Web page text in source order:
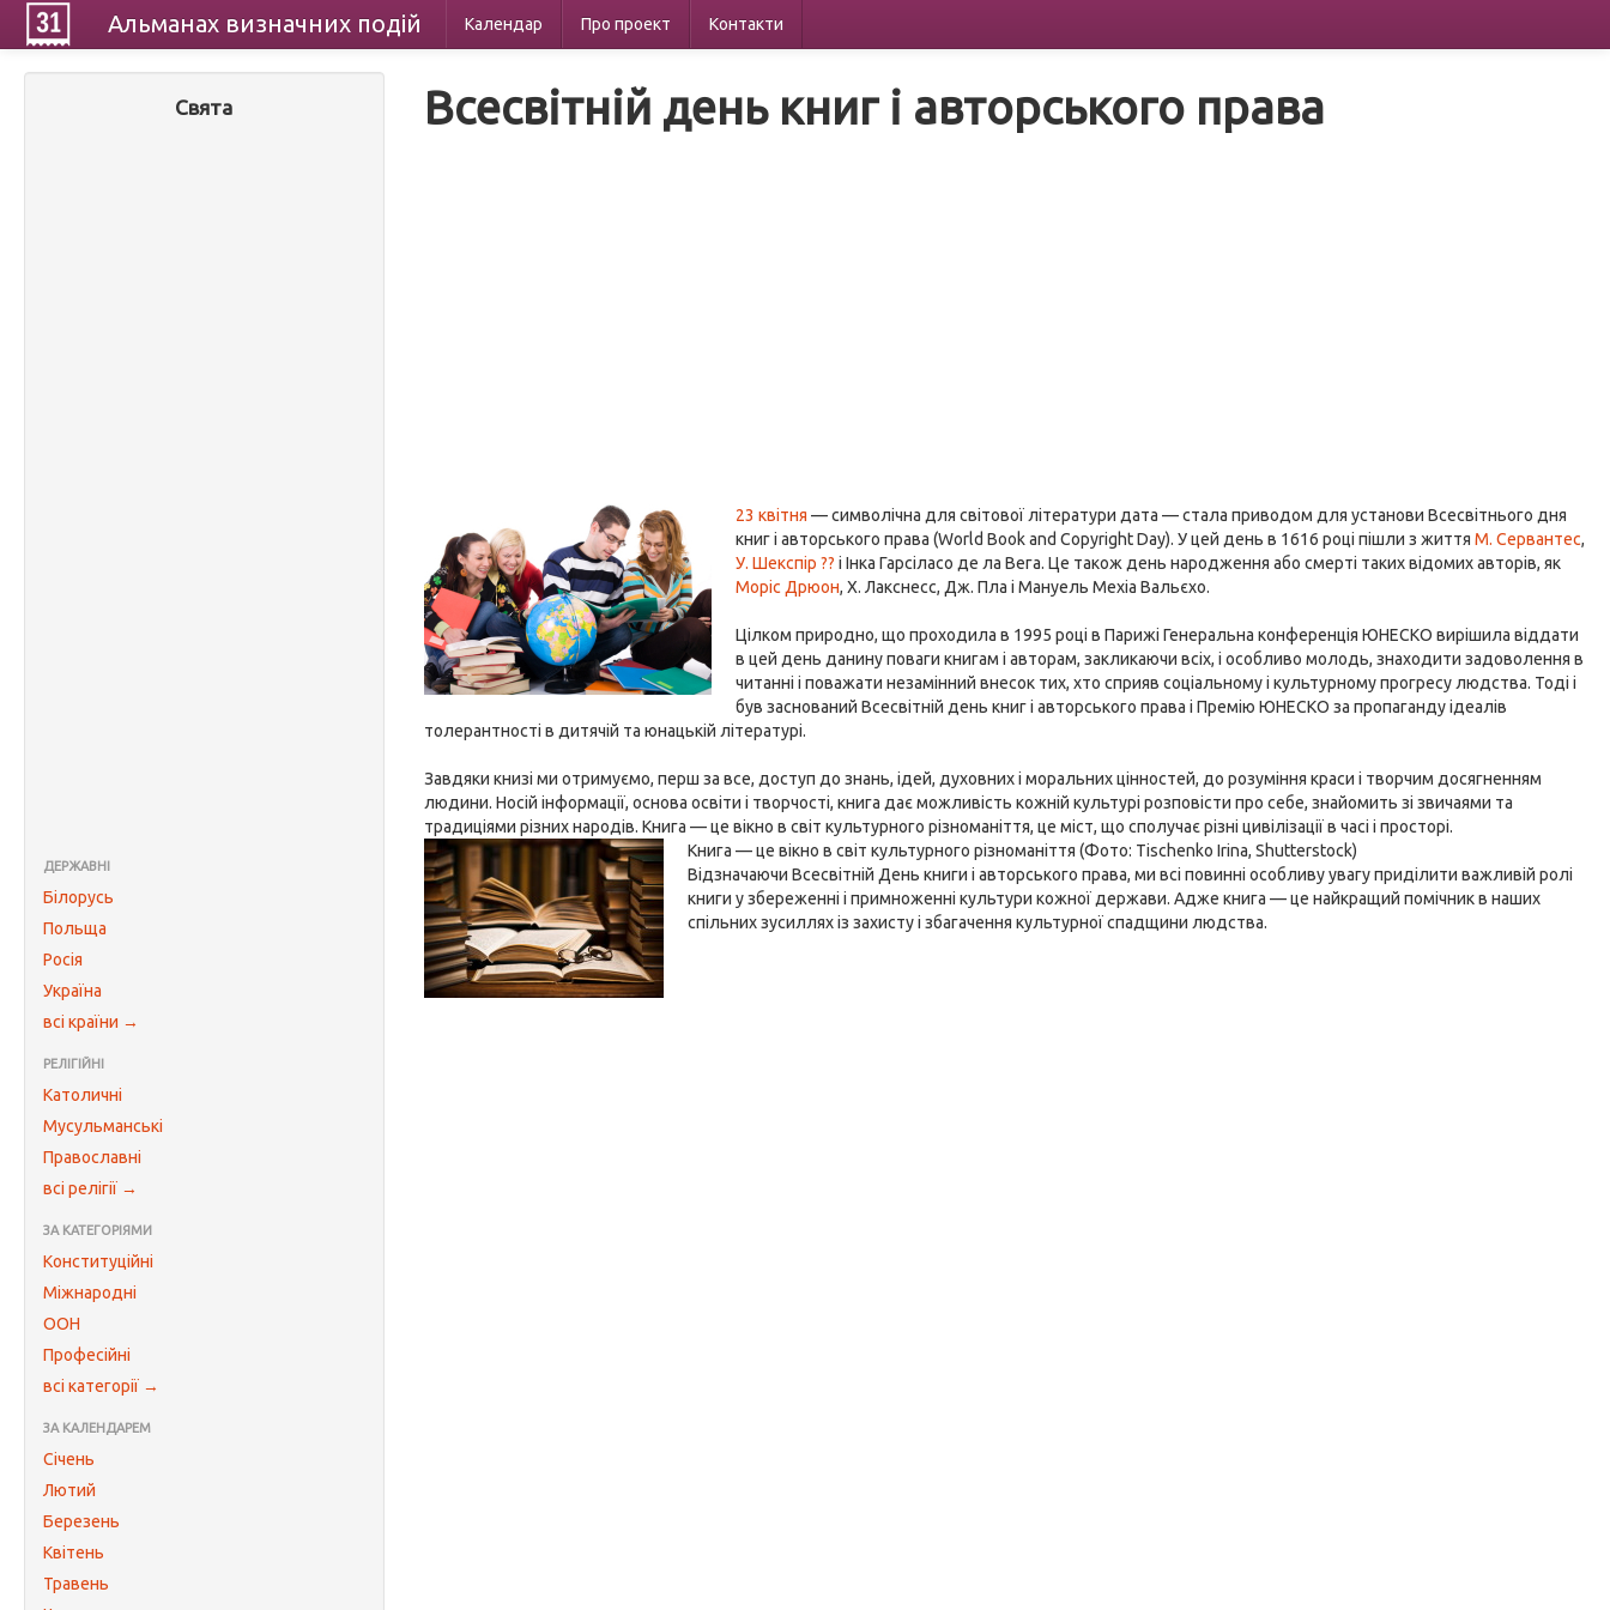
Альманах визначних подій Календар Про проект Контакти
Свята
ДЕРЖАВНІ
Білорусь
Польща
Росія
Україна
всі країни →
РЕЛІГІЙНІ
Католичні
Мусульманські
Православні
всі релігії →
ЗА КАТЕГОРІЯМИ
Конституційні
Міжнародні
ООН
Професійні
всі категорії →
ЗА КАЛЕНДАРЕМ
Січень
Лютий
Березень
Квітень
Травень
Всесвітній день книг і авторського права
23 квітня — символічна для світової літератури дата — стала приводом для установи Всесвітнього дня
книг і авторського права (World Book and Copyright Day). У цей день в 1616 році пішли з життяМ. Сервантес,
У. Шекспір ?? і Інка Гарсіласо де ла Вега. Це також день народження або смерті таких відомих авторів, як
Моріс Дрюон, X. Лакснесс, Дж. Пла і Мануель Мехіа Вальєхо.
Цілком природно, що проходила в 1995 році в Парижі Генеральна конференція ЮНЕСКО вирішила віддати
в цей день данину поваги книгам і авторам, закликаючи всіх, і особливо молодь, знаходити задоволення в
читанні і поважати незамінний внесок тих, хто сприяв соціальному і культурному прогресу людства. Тоді і
був заснований Всесвітній день книг і авторського права і Премію ЮНЕСКО за пропаганду ідеалів
толерантності в дитячій та юнацькій літературі.
Завдяки книзі ми отримуємо, перш за все, доступ до знань, ідей, духовних і моральних цінностей, до розуміння краси і творчим досягненням
людини. Носій інформації, основа освіти і творчості, книга дає можливість кожній культурі розповісти про себе, знайомить зі звичаями та
традиціями різних народів. Книга — це вікно в світ культурного різноманіття, це міст, що сполучає різні цивілізації в часі і просторі.
Книга — це вікно в світ культурного різноманіття (Фото: Tischenko Irina, Shutterstock)
Відзначаючи Всесвітній День книги і авторського права, ми всі повинні особливу увагу приділити важливій ролі
книги у збереженні і примноженні культури кожної держави. Адже книга — це найкращий помічник в наших
спільних зусиллях із захисту і збагачення культурної спадщини людства.